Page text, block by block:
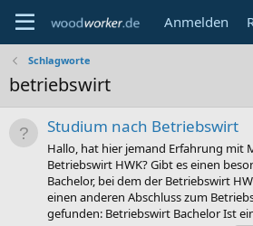
Anmelden
Schlagworte
betriebswirt
Studium nach Betriebswirt
Hallo, hat hier jemand Erfahrung mit
Betriebswirt HWK? Gibt es einen
Bachelor, bei dem der Betriebswirt
einen anderen Abschluss zum
gefunden: Betriebswirt Bachelor Ist